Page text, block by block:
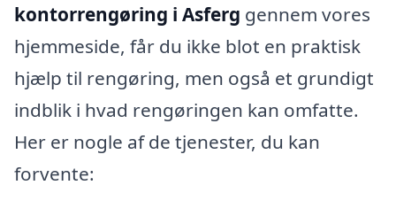
kontorrengøring i Asferg gennem vores
hjemmeside, får du ikke blot en praktisk
hjælp til rengøring, men også et grundigt
indblik i hvad rengøringen kan omfatte.
Her er nogle af de tjenester, du kan
forvente: